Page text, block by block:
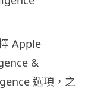
Apple
&
選項，之